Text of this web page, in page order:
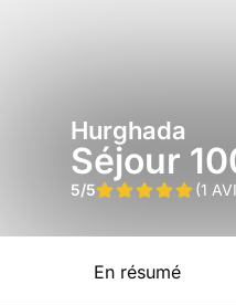
Hurghada
Séjour
5/5 (1
En résumé